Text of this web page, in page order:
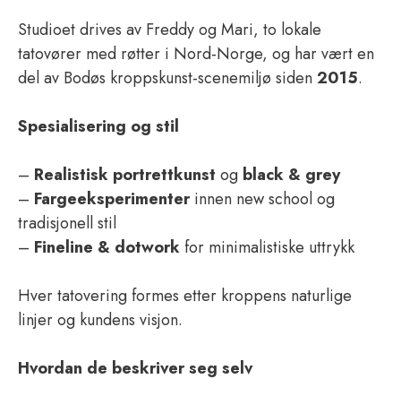
Studioet drives av Freddy og Mari, to lokale
tatovører med røtter i Nord-Norge, og har vært en
del av Bodøs kropps­kunst-scenemiljø siden2015.
Spesialisering og stil
– Realistisk portrettkunst og black & grey
– Fargeeksperimenterinnen new school og
tradisjonell stil
– Fineline & dotworkfor minimalistiske uttrykk
Hver tatovering formes etter kroppens naturlige
linjer og kundens visjon.
Hvordan de beskriver seg selv